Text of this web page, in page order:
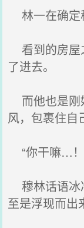
林一在确定
看到的房屋
了进去。
而他也是刚
风，包裹住自
“你干嘛…
穆林话语冰
至是浮现而出